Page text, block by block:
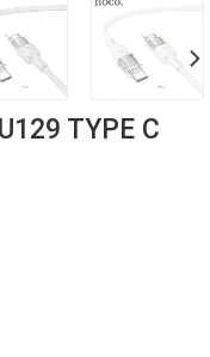
TYPE C